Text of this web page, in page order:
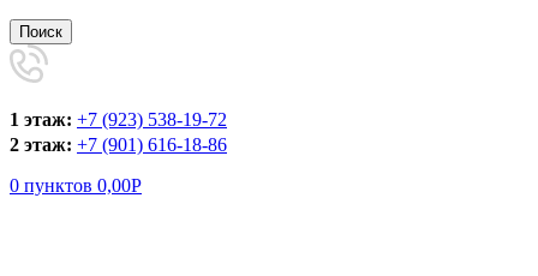
Поиск
1 этаж: +7 (923) 538-19-72
2 этаж: +7 (901) 616-18-86
0 пунктов 0,00Р